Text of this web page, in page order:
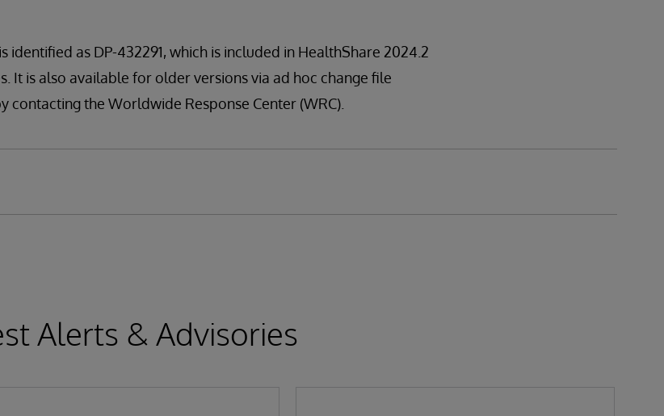
identified as DP-432291, which is included in HealthShare 2024.2
It is also available for older versions via ad hoc change file
contacting the Worldwide Response Center (WRC).
Alerts & Advisories